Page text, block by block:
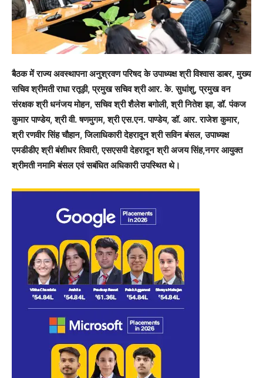
बैठक में राज्य अवस्थापना अनुश्रवण परिषद के उपाध्यक्ष श्री विश्वास डाबर, मुख्य
सचिव श्रीमती राधा रतूड़ी, प्रमुख सचिव श्री आर. के. सुधांशु, प्रमुख वन
संरक्षक श्री धनंजय मोहन, सचिव श्री शैलेश बगोली, श्री नितेश झा, डॉ. पंकज
कुमार पाण्डेय, श्री वी. षणमुगम, श्री एस.एन. पाण्डेय, डॉ. आर. राजेश कुमार,
श्री रणवीर सिंह चौहान, जिलाधिकारी देहरादून श्री सविन बंसल, उपाध्यक्ष
एमडीडीए श्री बंशीधर तिवारी, एसएसपी देहरादून श्री अजय सिंह,नगर आयुक्त
श्रीमती नमामि बंसल एवं सबंधित अधिकारी उपस्थित थे।